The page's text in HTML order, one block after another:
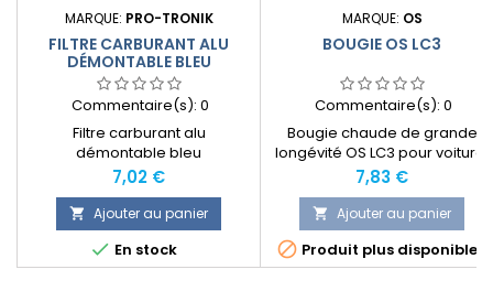
MARQUE: PRO-TRONIK
FILTRE CARBURANT ALU
DÉMONTABLE BLEU
Commentaire(s): 0
Filtre carburant alu
démontable bleu
Prix
7,02 €
 Ajouter au panier
 En stock
MARQUE: OS
BOUGIE OS LC3
Commentaire(s): 0
Bougie chaude de grande
longévité OS LC3 pour voiture.
Prix
7,83 €
 Ajouter au panier
 Produit plus disponible